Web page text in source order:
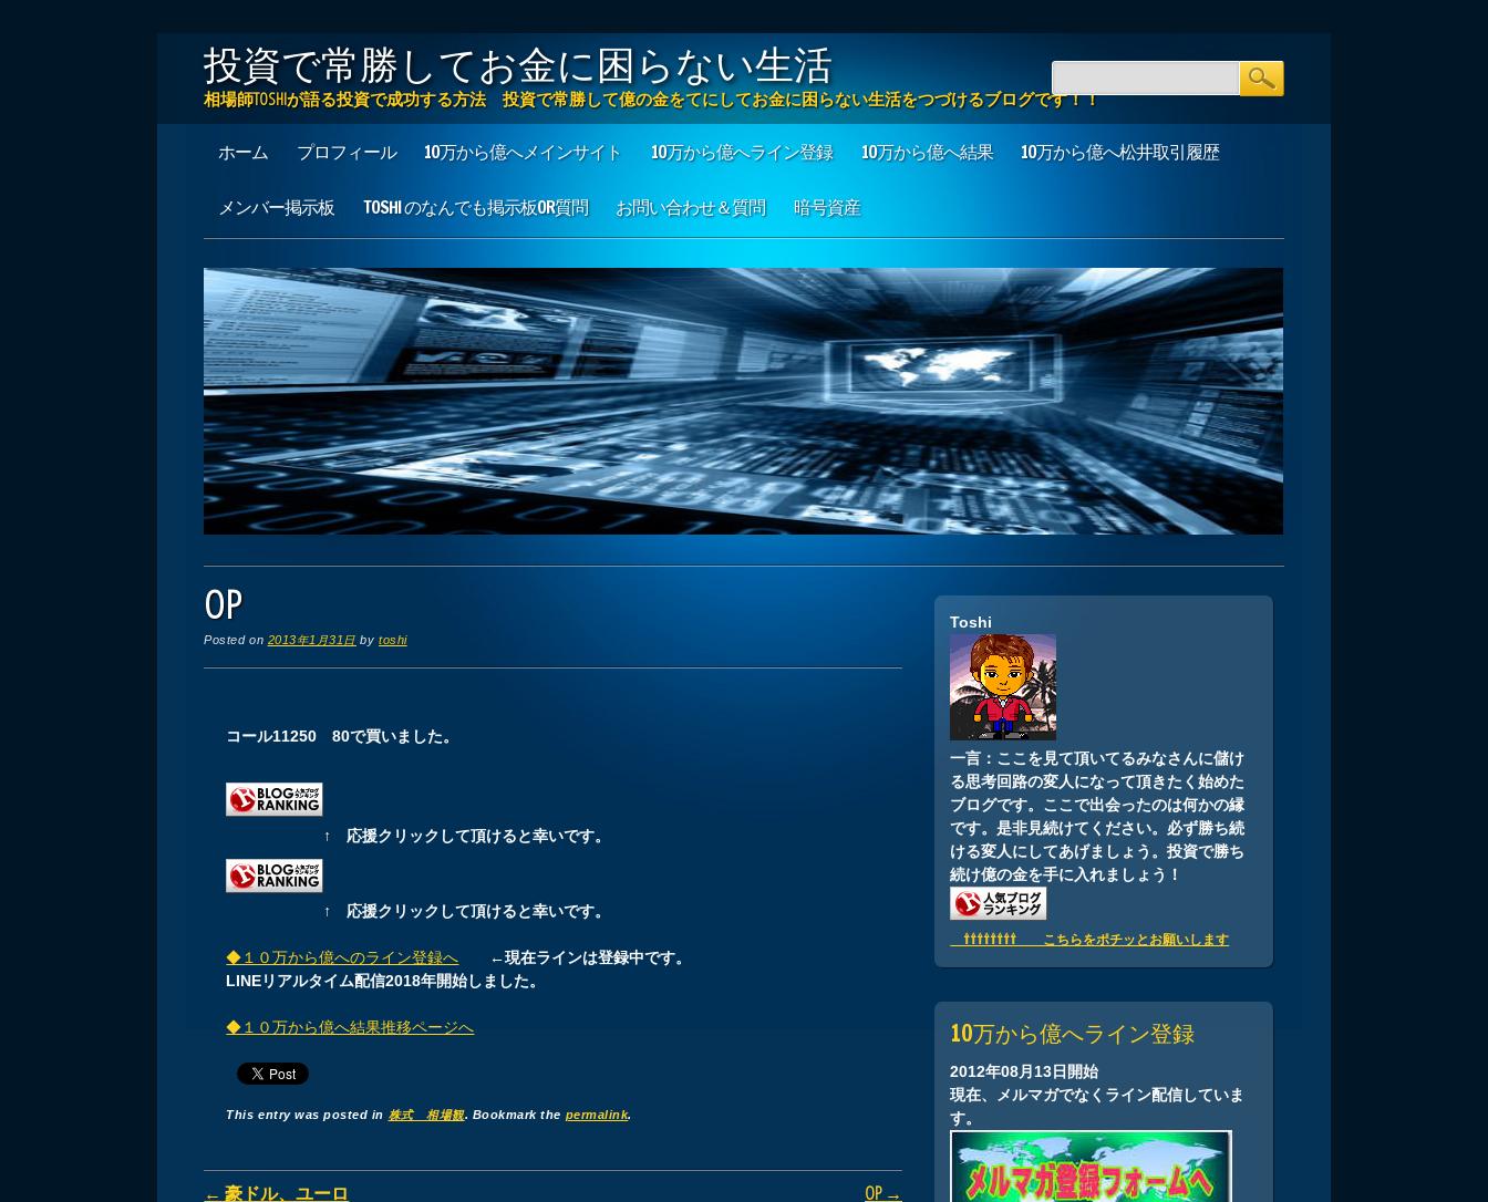
投資で常勝してお金に困らない生活
相場師TOSHIが語る投資で成功する方法 投資で常勝して億の金をてにしてお金に困らない生活をつづけるブログです！！
Main menu
ホーム プロフィール 10万から億へメインサイト 10万から億へライン登録 10万から億へ結果 10万から億へ松井取引履歴
メンバー掲示板 TOSHI のなんでも掲示板OR質問 お問い合わせ＆質問 暗号資産
OP
Posted on 2013年1月31日 bytoshi
コール11250 80で買いました。
↑ 応援クリックして頂けると幸いです。
↑ 応援クリックして頂けると幸いです。
◆１０万から億へのライン登録へ ←現在ラインは登録中です。
LINEリアルタイム配信2018年開始しました。
◆１０万から億へ結果推移ページへ
This entry was posted in 株式 相場観. Bookmark the permalink.
← 豪ドル、ユーロ OP →
Toshi
一言：ここを見て頂いてるみなさんに儲け
る思考回路の変人になって頂きたく始めた
ブログです。ここで出会ったのは何かの縁
です。是非見続けてください。必ず勝ち続
ける変人にしてあげましょう。投資で勝ち
続け億の金を手に入れましょう！
⇧⇧⇧⇧⇧⇧⇧⇧ こちらをポチッとお願いします
10万から億へライン登録
2012年08月13日開始
現在、メルマガでなくライン配信していま
す。